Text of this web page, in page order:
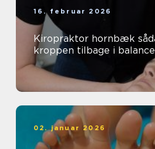
16. februar 2026
Kiropraktor hornbæk sådan får du
kroppen tilbage i balance
02. januar 2026